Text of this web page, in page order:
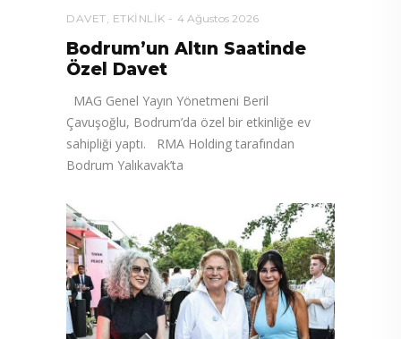
DAVET, ETKINLIK 4 Ağustos 2026
Bodrum’un Altın Saatinde
Özel Davet
MAG Genel Yayın Yönetmeni Beril
Çavuşoğlu, Bodrum’da özel bir etkinliğe ev
sahipliği yaptı. RMA Holding tarafından
Bodrum Yalıkavak’ta